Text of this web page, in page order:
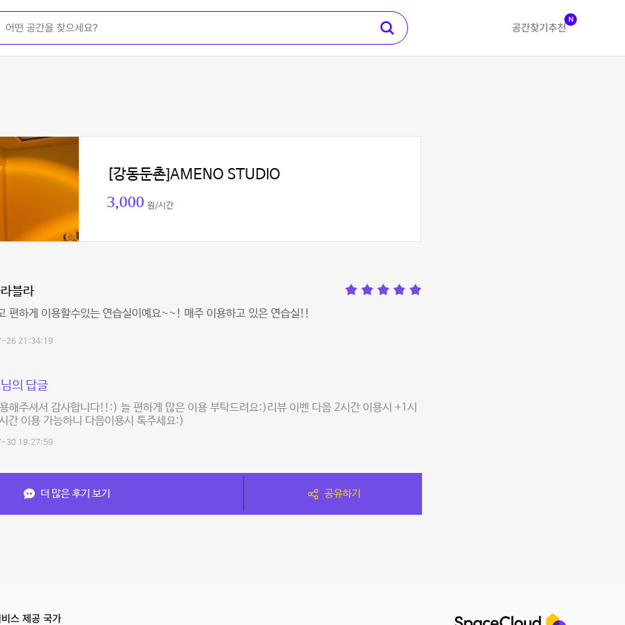
공간찾기 추천
N
[강동둔촌]AMENO STUDIO
3,000 원/시간
블라
편하게 이용할수있는 연습실이예요~~! 매주 이용하고 있은 연습실!!
26 21:34:19
의 답글
해주셔서 감사합니다!!:) 늘 편하게 많은 이용 부탁드려요:)리뷰 이벤 다음 2시간 이용시 +1시
간 이용 가능하니 다음이용시 톡주세요:)
30 19:27:59
더 많은 후기 보기 공유하기
스 제공 국가